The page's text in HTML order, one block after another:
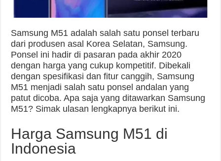
Samsung M51 adalah salah satu ponsel terbaru
dari produsen asal Korea Selatan, Samsung.
Ponsel ini hadir di pasaran pada akhir 2020
dengan harga yang cukup kompetitif. Dibekali
dengan spesifikasi dan fitur canggih, Samsung
M51 menjadi salah satu ponsel andalan yang
patut dicoba. Apa saja yang ditawarkan Samsung
M51? Simak ulasan lengkapnya berikut ini.
Harga Samsung M51 di
Indonesia